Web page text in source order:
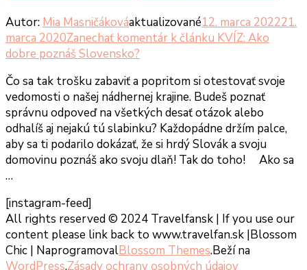
Autor: Mia Masničákováaktualizované12. marca 202221.
marca 2020Zanechať komentár k článku KVÍZ: Ako
dobre poznáš Slovensko?
Čo sa tak trošku zabaviť a popritom si otestovať svoje
vedomosti o našej nádhernej krajine. Budeš poznať
správnu odpoveď na všetkých desať otázok alebo
odhalíš aj nejakú tú slabinku? Každopádne držím palce,
aby sa ti podarilo dokázať, že si hrdý Slovák a svoju
domovinu poznáš ako svoju dlaň! Tak do toho! Ako sa
…
[instagram-feed]
All rights reserved © 2024 Travelfansk | If you use our
content please link back to www.travelfan.sk |Blossom
Chic | NaprogramovalBlossom Themes.Beží na
WordPress.Zásady ochrany osobných údajov